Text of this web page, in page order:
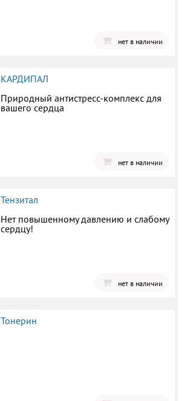
нет в наличии
КАРДИПАЛ
Природный антистресс-комплекс для
вашего сердца
нет в наличии
Тензитал
Нет повышенному давлению и слабому
сердцу!
нет в наличии
Тонерин